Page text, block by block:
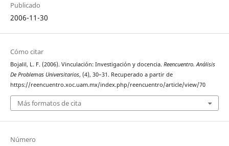
Publicado
2006-11-30
Cómo citar
Bojalil, L. F. (2006). Vinculación: Investigación y docencia. Reencuentro. Análisis
De Problemas Universitarios, (4), 30–31. Recuperado a partir de
https://reencuentro.xoc.uam.mx/index.php/reencuentro/article/view/70
Más formatos de cita
Número